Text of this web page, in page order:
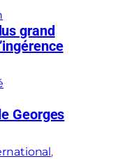
grand
Georges